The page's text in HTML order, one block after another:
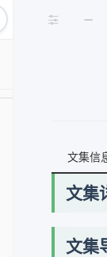
文集信
文集
文集